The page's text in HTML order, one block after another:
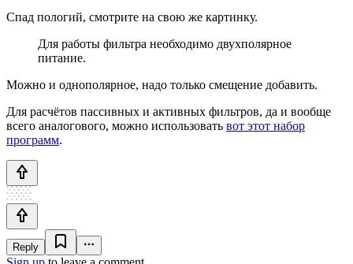
Спад пологий, смотрите на свою же картинку.
Для работы фильтра необходимо двухполярное
питание.
Можно и однополярное, надо только смещение добавить.
Для расчётов пассивных и активных фильтров, да и вообще
всего аналогового, можно использовать вот этот набор
программ.
Reply